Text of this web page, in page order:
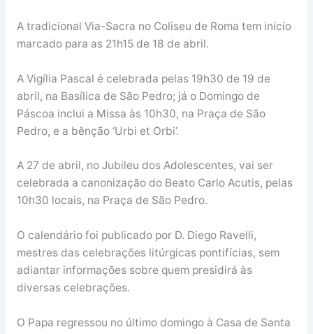
A tradicional Via-Sacra no Coliseu de Roma tem início
marcado para as 21h15 de 18 de abril.
A Vigília Pascal é celebrada pelas 19h30 de 19 de
abril, na Basílica de São Pedro; já o Domingo de
Páscoa inclui a Missa às 10h30, na Praça de São
Pedro, e a bênção ‘Urbi et Orbi’.
A 27 de abril, no Jubileu dos Adolescentes, vai ser
celebrada a canonização do Beato Carlo Acutis, pelas
10h30 locais, na Praça de São Pedro.
O calendário foi publicado por D. Diego Ravelli,
mestres das celebrações litúrgicas pontifícias, sem
adiantar informações sobre quem presidirá às
diversas celebrações.
O Papa regressou no último domingo à Casa de Santa